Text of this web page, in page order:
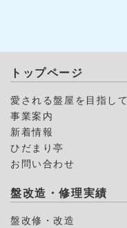
トップページ
愛される盤屋を目指して
事業案内
新着情報
ひだまり亭
お問い合わせ
盤改造・修理実績
盤改修・改造